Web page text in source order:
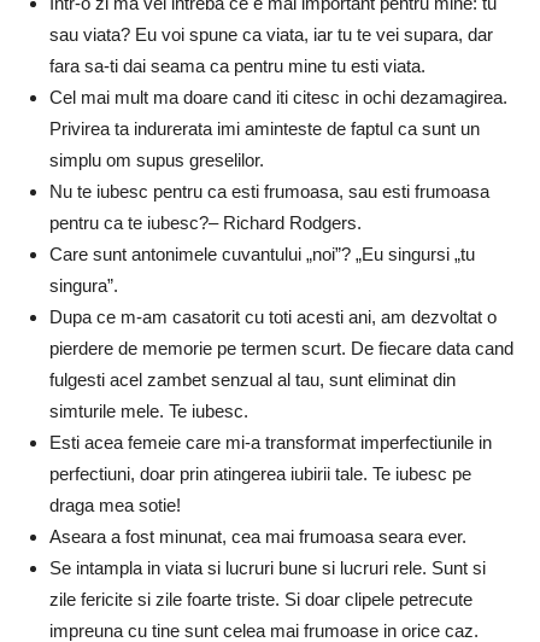
sau viata? Eu voi spune ca viata, iar tu te vei supara, dar
fara sa-ti dai seama ca pentru mine tu esti viata.
Cel mai mult ma doare cand iti citesc in ochi dezamagirea.
Privirea ta indurerata imi aminteste de faptul ca sunt un
simplu om supus greselilor.
Nu te iubesc pentru ca esti frumoasa, sau esti frumoasa
pentru ca te iubesc?– Richard Rodgers.
Care sunt antonimele cuvantului „noi”? „Eu singursi „tu
singura”.
Dupa ce m-am casatorit cu toti acesti ani, am dezvoltat o
pierdere de memorie pe termen scurt. De fiecare data cand
fulgesti acel zambet senzual al tau, sunt eliminat din
simturile mele. Te iubesc.
Esti acea femeie care mi-a transformat imperfectiunile in
perfectiuni, doar prin atingerea iubirii tale. Te iubesc pe
draga mea sotie!
Aseara a fost minunat, cea mai frumoasa seara ever.
Se intampla in viata si lucruri bune si lucruri rele. Sunt si
zile fericite si zile foarte triste. Si doar clipele petrecute
impreuna cu tine sunt celea mai frumoase in orice caz.